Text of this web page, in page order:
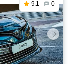
9.1 0